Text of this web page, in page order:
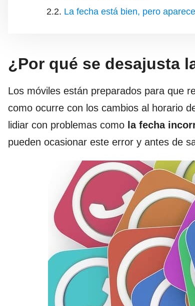
La fecha está bien, pero
¿Por qué se desajusta
Los móviles están preparados para que
como ocurre con los cambios al horario
lidiar con problemas como la fecha
pueden ocasionar este error y antes de